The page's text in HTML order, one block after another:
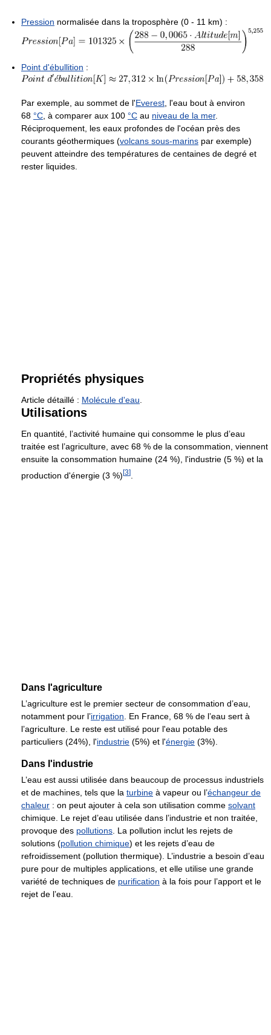
Pression normalisée dans la troposphère (0 - 11 km) :
Point d'ébullition :
Par exemple, au sommet de l'Everest , l'eau bout à environ
68 °C , à comparer aux 100 °C au niveau de la mer.
Réciproquement, les eaux profondes de l'océan près des
courants géothermiques (volcans sous-marins par exemple)
peuvent atteindre des températures de centaines de degré et
rester liquides.
Propriétés physiques
Article détaillé : Molécule d'eau
Utilisations
En quantité, l’activité humaine qui consomme le plus d’eau
traitée est l’agriculture, avec 68 % de la consommation, viennent
ensuite la consommation humaine (24 %), l'industrie (5 %) et la
production d'énergie (3 %)[3]
Dans l'agriculture
L’agriculture est le premier secteur de consommation d’eau,
notamment pour l’irrigation. En France, 68 % de l’eau sert à
l’agriculture. Le reste est utilisé pour l'eau potable des
particuliers (24%), l'industrie (5%) et l'énergie (3%).
Dans l'industrie
L’eau est aussi utilisée dans beaucoup de processus industriels
et de machines, tels que la turbine à vapeur ou l’échangeur de
chaleur : on peut ajouter à cela son utilisation comme solvant
chimique. Le rejet d’eau utilisée dans l’industrie et non traitée,
provoque des pollutions. La pollution inclut les rejets de
solutions (pollution chimique) et les rejets d’eau de
refroidissement (pollution thermique). L’industrie a besoin d’eau
pure pour de multiples applications, et elle utilise une grande
variété de techniques de purification à la fois pour l’apport et le
rejet de l’eau.